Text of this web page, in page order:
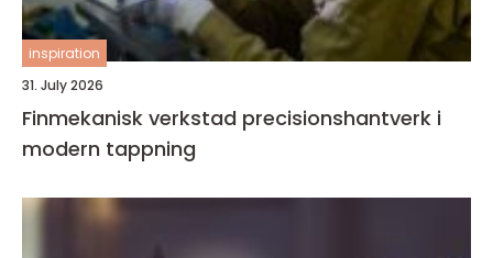
inspiration
31. July 2026
Finmekanisk verkstad precisionshantverk i
modern tappning